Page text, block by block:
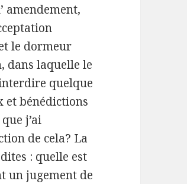
amendement,
le dormeur
dans laquelle le
quelque
et bénédictions
j’ai
de cela? La
: quelle est
un jugement de